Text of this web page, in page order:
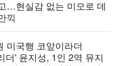
…현실감 없는 미모로 데
끽
미국행 코앞이라더
더' 윤지성, 1인 2역 뮤지